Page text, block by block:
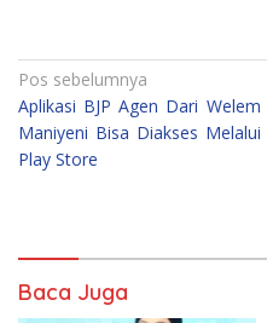
Navigasi
pos
Pos sebelumnya
Aplikasi BJP Agen Dari Welem
Maniyeni Bisa Diakses Melalui
Play Store
Baca Juga